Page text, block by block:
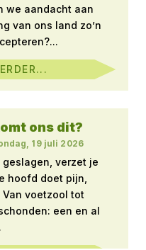
we aandacht aan
van ons land zo’n
ons dit?
19 juli 2026
geslagen, verzet je
hoofd doet pijn,
voetzool tot
een en al